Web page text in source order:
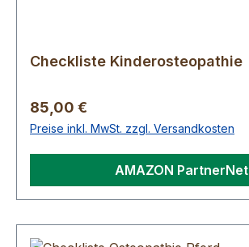
Checkliste Kinderosteopathie
Regulärer Preis:
85,00 €
Preise inkl. MwSt. zzgl. Versandkosten
AMAZON PartnerNet